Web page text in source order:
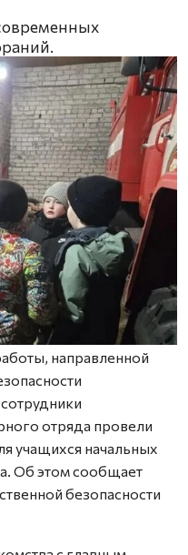
направленной
отряда провели
учащихся начальных
Об этом сообщает
безопасности